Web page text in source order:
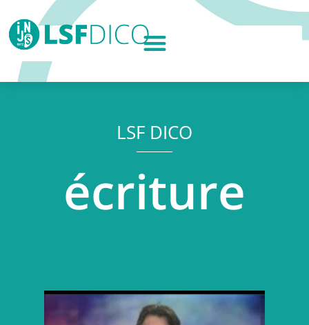
LSF DICO
écriture
Lecteur
vidéo